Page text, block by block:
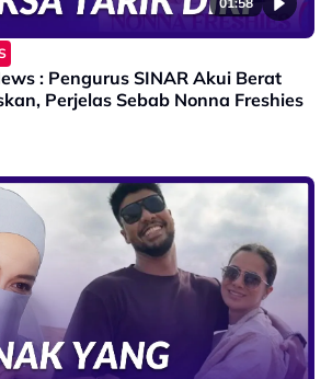
: Pengurus SINAR Akui Berat
Perjelas Sebab Nonna Freshies